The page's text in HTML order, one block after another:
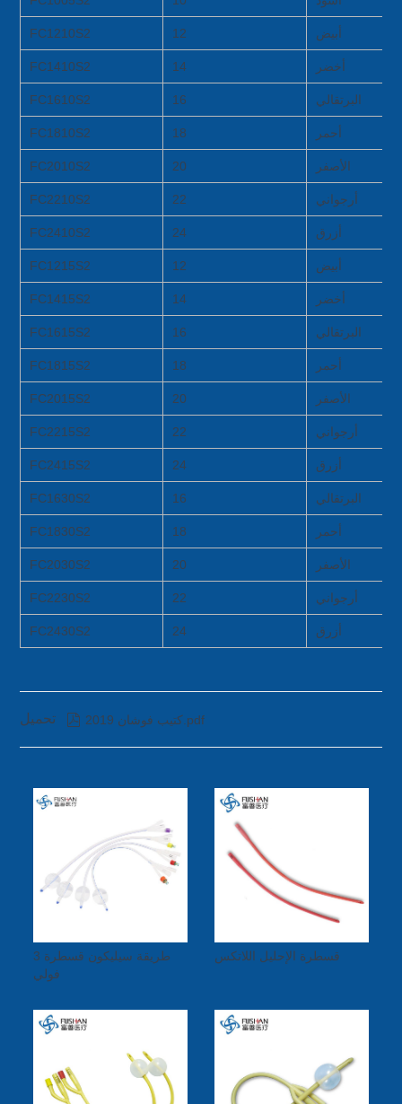
FC1210S2 12 أبيض
FC1410S2 14 أخضر
FC1610S2 16 البرتقالي
FC1810S2 18 أحمر
FC2010S2 20 الأصفر
FC2210S2 22 أرجواني
FC2410S2 24 أزرق
FC1215S2 12 أبيض
FC1415S2 14 أخضر
FC1615S2 16 البرتقالي
FC1815S2 18 أحمر
FC2015S2 20 الأصفر
FC2215S2 22 أرجواني
FC2415S2 24 أزرق
FC1630S2 16 البرتقالي
FC1830S2 18 أحمر
FC2030S2 20 الأصفر
FC2230S2 22 أرجواني
FC2430S2 24 أزرق
تحميل  كتيب فوشان 2019.pdf
3 طريقة سيليكون قسطرة
فولي
قسطرة الإحليل اللاتكس